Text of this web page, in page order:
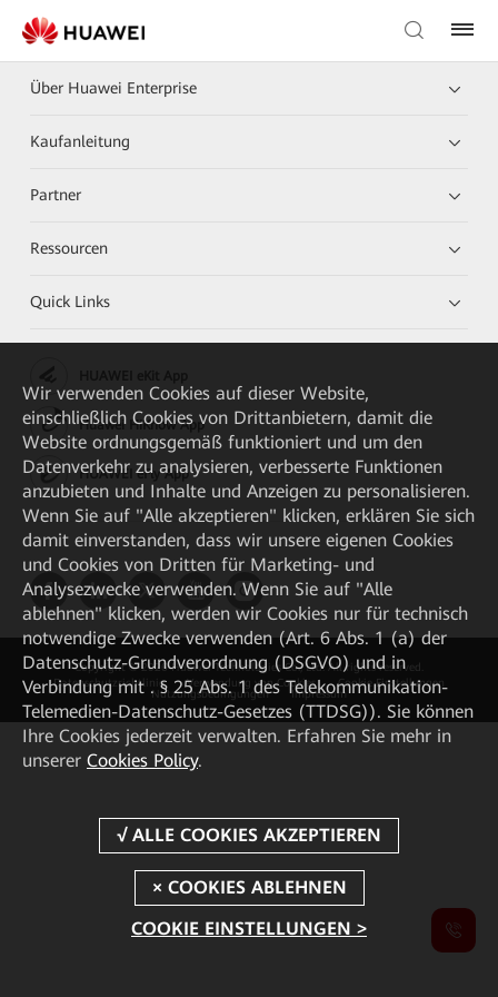
Über Huawei Enterprise
Kaufanleitung
Partner
Ressourcen
Quick Links
Huawei HiKnow App
HUAWEI eFly App
Copyright © 2026 Huawei Technologies Co., Ltd. All rights reserved.
Datenschutzrichtlinie
Verwendung von Cookies
Cookie Einstellungen
Nutzungsbedingungen
Impressum
Wir verwenden Cookies auf dieser Website,
einschließlich Cookies von Drittanbietern, damit die
Website ordnungsgemäß funktioniert und um den
Datenverkehr zu analysieren, verbesserte Funktionen
anzubieten und Inhalte und Anzeigen zu personalisieren.
Wenn Sie auf "Alle akzeptieren" klicken, erklären Sie sich
damit einverstanden, dass wir unsere eigenen Cookies
und Cookies von Dritten für Marketing- und
Analysezwecke verwenden. Wenn Sie auf "Alle
ablehnen" klicken, werden wir Cookies nur für technisch
notwendige Zwecke verwenden (Art. 6 Abs. 1 (a) der
Datenschutz-Grundverordnung (DSGVO) und in
Verbindung mit . § 25 Abs. 1 des Telekommunikation-
Telemedien-Datenschutz-Gesetzes (TTDSG)). Sie können
Ihre Cookies jederzeit verwalten. Erfahren Sie mehr in
unserer Cookies Policy.
COOKIE EINSTELLUNGEN >